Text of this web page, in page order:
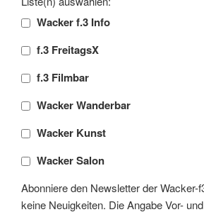
Wacker f.3 Info
f.3 FreitagsX
f.3 Filmbar
Wacker Wanderbar
Wacker Kunst
Wacker Salon
Abonniere den Newsletter der Wacker-
keine Neuigkeiten. Die Angabe Vor-